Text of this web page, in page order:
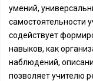
умений,
самостоятельности
содействует
навыков, как
наблюдений,
позволяет учителю